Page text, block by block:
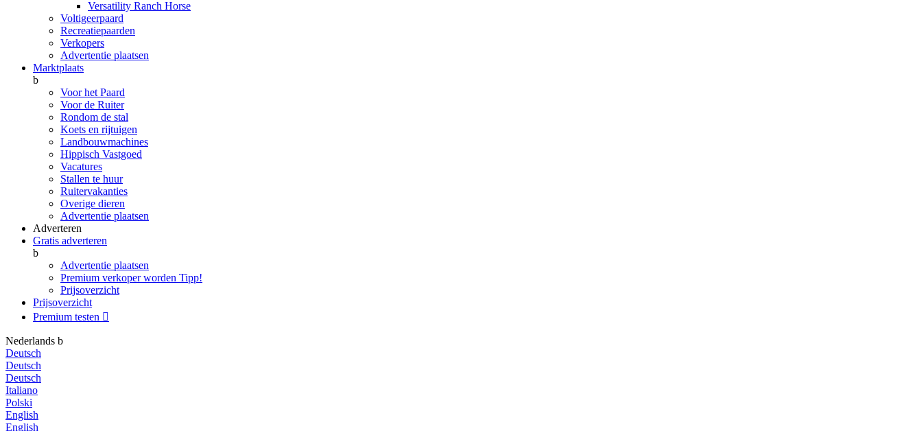
Versatility Ranch Horse
Voltigeerpaard
Recreatiepaarden
Verkopers
Advertentie plaatsen
Marktplaats
b
Voor het Paard
Voor de Ruiter
Rondom de stal
Koets en rijtuigen
Landbouwmachines
Hippisch Vastgoed
Vacatures
Stallen te huur
Ruitervakanties
Overige dieren
Advertentie plaatsen
Adverteren
Gratis adverteren
b
Advertentie plaatsen
Premium verkoper worden Tipp!
Prijsoverzicht
Prijsoverzicht
Premium testen 
Nederlands b
Deutsch
Deutsch
Deutsch
Italiano
Polski
English
English